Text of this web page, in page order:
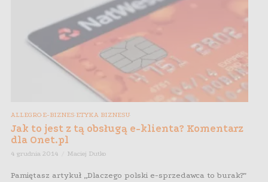
ALLEGRO E-BIZNES ETYKA BIZNESU
Jak to jest z tą obsługą e-klienta? Komentarz
dla Onet.pl
4 grudnia 2014 Maciej Dutko
Pamiętasz artykuł „Dlaczego polski e-sprzedawca to burak?”